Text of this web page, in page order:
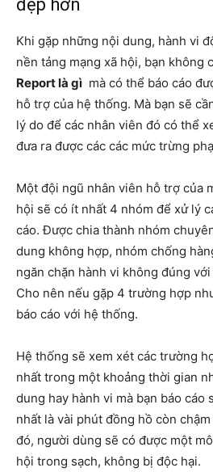
đẹp hơn
Khi gặp những nội dung, hành vi
nền tảng mạng xã hội, bạn không
Report là gì mà có thể báo cáo
hỗ trợ của hệ thống. Mà bạn sẽ
lý do để các nhân viên đó có thể
đưa ra được các các mức trừng
Một đội ngũ nhân viên hỗ trợ của
hội sẽ có ít nhất 4 nhóm để xử lý
cáo. Được chia thành nhóm
dung không hợp, nhóm chống
ngăn chặn hành vi không đúng
Cho nên nếu gặp 4 trường hợp
báo cáo với hệ thống.
Hệ thống sẽ xem xét các trường
nhất trong một khoảng thời gian
dung hay hành vi mà bạn báo cáo
nhất là vài phút đồng hồ còn
đó, người dùng sẽ có được một
hội trong sạch, không bị độc hại.